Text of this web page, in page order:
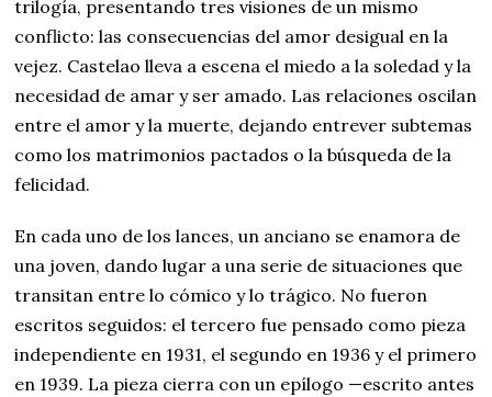
trilogía, presentando tres visiones de un mismo
conflicto: las consecuencias del amor desigual en la
vejez. Castelao lleva a escena el miedo a la soledad y la
necesidad de amar y ser amado. Las relaciones oscilan
entre el amor y la muerte, dejando entrever subtemas
como los matrimonios pactados o la búsqueda de la
felicidad.
En cada uno de los lances, un anciano se enamora de
una joven, dando lugar a una serie de situaciones que
transitan entre lo cómico y lo trágico. No fueron
escritos seguidos: el tercero fue pensado como pieza
independiente en 1931, el segundo en 1936 y el primero
en 1939. La pieza cierra con un epílogo —escrito antes